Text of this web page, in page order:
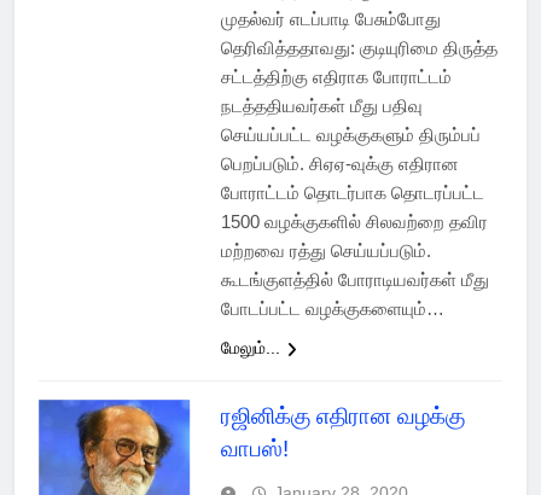
முதல்வர் எடப்பாடி பேசும்போது
தெரிவித்ததாவது: குடியுரிமை திருத்த
சட்டத்திற்கு எதிராக போராட்டம்
நடத்ததியவர்கள் மீது பதிவு
செய்யப்பட்ட வழக்குகளும் திரும்பப்
பெறப்படும். சிஏஏ-வுக்கு எதிரான
போராட்டம் தொடர்பாக தொடரப்பட்ட
1500 வழக்குகளில் சிலவற்றை தவிர
மற்றவை ரத்து செய்யப்படும்.
கூடங்குளத்தில் போராடியவர்கள் மீது
போடப்பட்ட வழக்குகளையும்…
மேலும்...
ரஜினிக்கு எதிரான வழக்கு
வாபஸ்!